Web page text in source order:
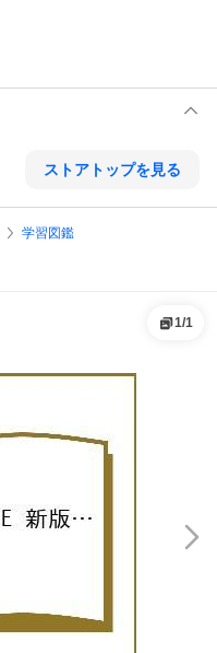
ストアトップを見る
学習図鑑
1/1